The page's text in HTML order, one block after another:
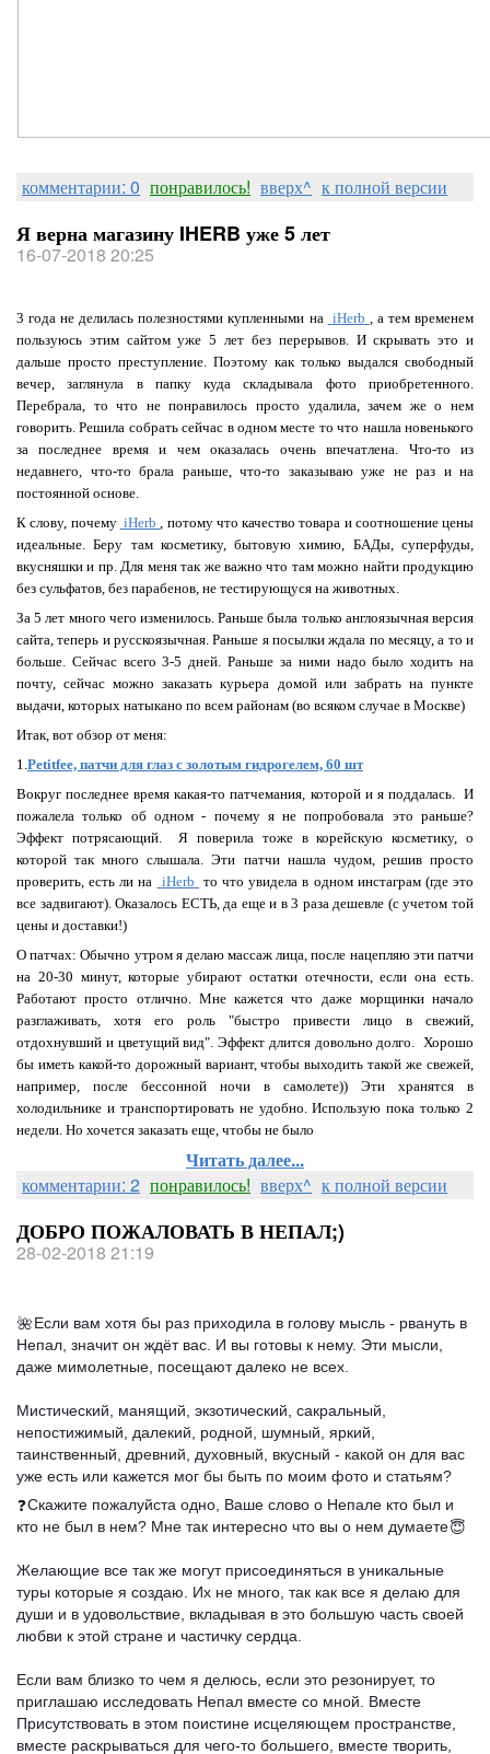
комментарии: 0 понравилось! вверх^ к полной версии
Я верна магазину IHERB уже 5 лет
16-07-2018 20:25
3 года не делилась полезностями купленными на iHerb , а тем временем
пользуюсь этим сайтом уже 5 лет без перерывов. И скрывать это и
дальше просто преступление. Поэтому как только выдался свободный
вечер, заглянула в папку куда складывала фото приобретенного.
Перебрала, то что не понравилось просто удалила, зачем же о нем
говорить. Решила собрать сейчас в одном месте то что нашла новенького
за последнее время и чем оказалась очень впечатлена. Что-то из
недавнего, что-то брала раньше, что-то заказываю уже не раз и на
постоянной основе.
К слову, почему iHerb , потому что качество товара и соотношение цены
идеальные. Беру там косметику, бытовую химию, БАДы, суперфуды,
вкусняшки и пр. Для меня так же важно что там можно найти продукцию
без сульфатов, без парабенов, не тестирующуся на животных.
За 5 лет много чего изменилось. Раньше была только англоязычная версия
сайта, теперь и русскоязычная. Раньше я посылки ждала по месяцу, а то и
больше. Сейчас всего 3-5 дней. Раньше за ними надо было ходить на
почту, сейчас можно заказать курьера домой или забрать на пункте
выдачи, которых натыкано по всем районам (во всяком случае в Москве)
Итак, вот обзор от меня:
1.Petitfee, патчи для глаз с золотым гидрогелем, 60 шт
Вокруг последнее время какая-то патчемания, которой и я поддалась. И
пожалела только об одном - почему я не попробовала это раньше?
Эффект потрясающий. Я поверила тоже в корейскую косметику, о
которой так много слышала. Эти патчи нашла чудом, решив просто
проверить, есть ли на iHerb то что увидела в одном инстаграм (где это
все задвигают). Оказалось ЕСТЬ, да еще и в 3 раза дешевле (с учетом той
цены и доставки!)
О патчах: Обычно утром я делаю массаж лица, после нацепляю эти патчи
на 20-30 минут, которые убирают остатки отечности, если она есть.
Работают просто отлично. Мне кажется что даже морщинки начало
разглаживать, хотя его роль "быстро привести лицо в свежий,
отдохнувший и цветущий вид". Эффект длится довольно долго. Хорошо
бы иметь какой-то дорожный вариант, чтобы выходить такой же свежей,
например, после бессонной ночи в самолете)) Эти хранятся в
холодильнике и транспортировать не удобно. Использую пока только 2
недели. Но хочется заказать еще, чтобы не было
Читать далее...
комментарии: 2 понравилось! вверх^ к полной версии
ДОБРО ПОЖАЛОВАТЬ В НЕПАЛ;)
28-02-2018 21:19
🌺Если вам хотя бы раз приходила в голову мысль - рвануть в
Непал, значит он ждёт вас. И вы готовы к нему. Эти мысли,
даже мимолетные, посещают далеко не всех.
Мистический, манящий, экзотический, сакральный,
непостижимый, далекий, родной, шумный, яркий,
таинственный, древний, духовный, вкусный - какой он для вас
уже есть или кажется мог бы быть по моим фото и статьям?
❓Скажите пожалуйста одно, Ваше слово о Непале кто был и
кто не был в нем? Мне так интересно что вы о нем думаете😇
Желающие все так же могут присоединяться в уникальные
туры которые я создаю. Их не много, так как все я делаю для
души и в удовольствие, вкладывая в это большую часть своей
любви к этой стране и частичку сердца.
Если вам близко то чем я делюсь, если это резонирует, то
приглашаю исследовать Непал вместе со мной. Вместе
Присутствовать в этом поистине исцеляющем пространстве,
вместе раскрываться для чего-то большего, вместе творить,